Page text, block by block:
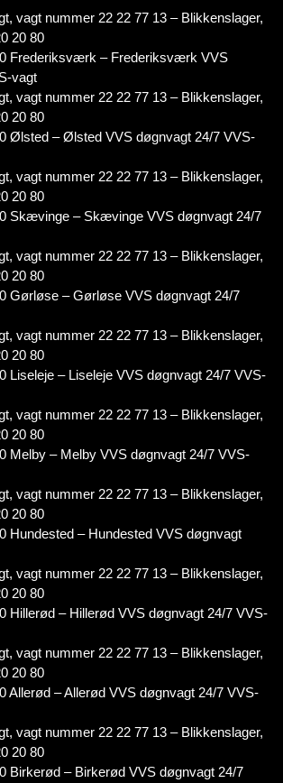
vagt nummer 22 22 77 13 – Blikkenslager,
20 80
Frederiksværk – Frederiksværk VVS
vagt
vagt nummer 22 22 77 13 – Blikkenslager,
20 80
Ølsted – Ølsted VVS døgnvagt 24/7 VVS-
vagt nummer 22 22 77 13 – Blikkenslager,
20 80
Skævinge – Skævinge VVS døgnvagt 24/7
vagt nummer 22 22 77 13 – Blikkenslager,
20 80
Gørløse – Gørløse VVS døgnvagt 24/7
vagt nummer 22 22 77 13 – Blikkenslager,
20 80
Liseleje – Liseleje VVS døgnvagt 24/7 VVS-
vagt nummer 22 22 77 13 – Blikkenslager,
20 80
Melby – Melby VVS døgnvagt 24/7 VVS-
vagt nummer 22 22 77 13 – Blikkenslager,
20 80
Hundested – Hundested VVS døgnvagt
vagt nummer 22 22 77 13 – Blikkenslager,
20 80
Hillerød – Hillerød VVS døgnvagt 24/7 VVS-
vagt nummer 22 22 77 13 – Blikkenslager,
20 80
Allerød – Allerød VVS døgnvagt 24/7 VVS-
vagt nummer 22 22 77 13 – Blikkenslager,
20 80
Birkerød – Birkerød VVS døgnvagt 24/7